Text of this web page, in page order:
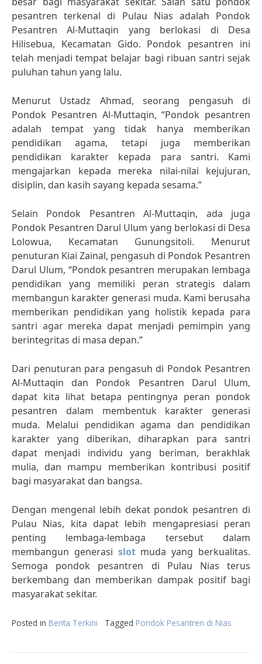
pesantren terkenal di Pulau Nias adalah Pondok
Pesantren Al-Muttaqin yang berlokasi di Desa
Hilisebua, Kecamatan Gido. Pondok pesantren ini
telah menjadi tempat belajar bagi ribuan santri sejak
puluhan tahun yang lalu.
Menurut Ustadz Ahmad, seorang pengasuh di
Pondok Pesantren Al-Muttaqin, “Pondok pesantren
adalah tempat yang tidak hanya memberikan
pendidikan agama, tetapi juga memberikan
pendidikan karakter kepada para santri. Kami
mengajarkan kepada mereka nilai-nilai kejujuran,
disiplin, dan kasih sayang kepada sesama.”
Selain Pondok Pesantren Al-Muttaqin, ada juga
Pondok Pesantren Darul Ulum yang berlokasi di Desa
Lolowua, Kecamatan Gunungsitoli. Menurut
penuturan Kiai Zainal, pengasuh di Pondok Pesantren
Darul Ulum, “Pondok pesantren merupakan lembaga
pendidikan yang memiliki peran strategis dalam
membangun karakter generasi muda. Kami berusaha
memberikan pendidikan yang holistik kepada para
santri agar mereka dapat menjadi pemimpin yang
berintegritas di masa depan.”
Dari penuturan para pengasuh di Pondok Pesantren
Al-Muttaqin dan Pondok Pesantren Darul Ulum,
dapat kita lihat betapa pentingnya peran pondok
pesantren dalam membentuk karakter generasi
muda. Melalui pendidikan agama dan pendidikan
karakter yang diberikan, diharapkan para santri
dapat menjadi individu yang beriman, berakhlak
mulia, dan mampu memberikan kontribusi positif
bagi masyarakat dan bangsa.
Dengan mengenal lebih dekat pondok pesantren di
Pulau Nias, kita dapat lebih mengapresiasi peran
penting lembaga-lembaga tersebut dalam
membangun generasi slotmuda yang berkualitas.
Semoga pondok pesantren di Pulau Nias terus
berkembang dan memberikan dampak positif bagi
masyarakat sekitar.
Posted in Berita Terkini Tagged Pondok Pesantren di Nias